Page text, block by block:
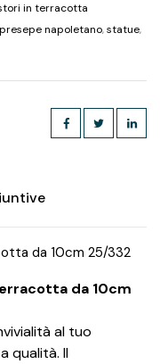
in terracotta
presepe napoletano,statue,
da 10cm 25/332
da 10cm
al tuo
qualità. Il